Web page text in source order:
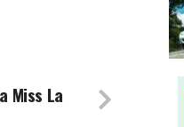
Miss La